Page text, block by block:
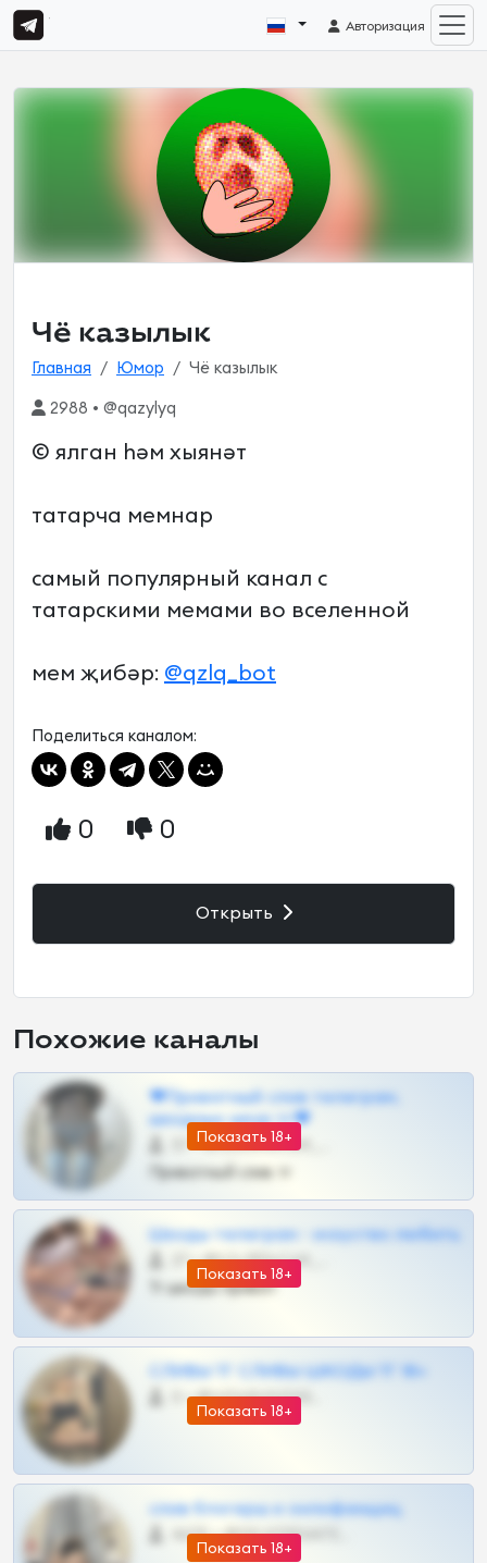
Авторизация
Чё казылык
Главная Юмор Чё казылык
2988 • @qazylyq
© ялган һәм хыянәт
татарча мемнар
самый популярный канал с
татарскими мемами во вселенной
мем җибәр: @qzlq_bot
Поделиться каналом:
0 0
Открыть
Похожие каналы
Показать 18+
❤Приватный слив телеграм,
шкодных шкур тг❤
57 •
Приватный слив тг
Показать 18+
Шкоды телеграм - искуство любить
27 •
Тг шкоды приват
Показать 18+
СЛИВЫ ТГ СЛИВЫ ШКОДЫ ТГ 18+
0 •
Показать 18+
слив блогерш и онлифанщиц
4675 •